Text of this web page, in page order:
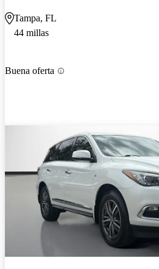
Tampa, FL
44 millas
Buena oferta